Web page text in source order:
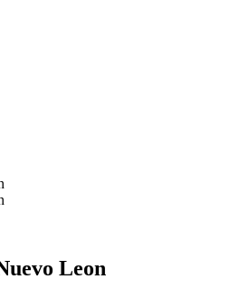
Leon